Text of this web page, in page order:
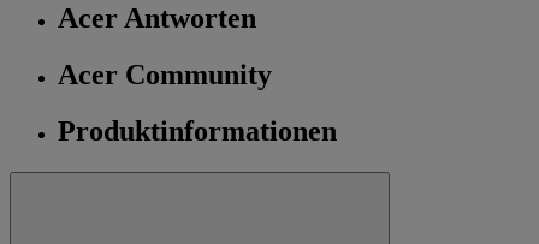
Acer Antworten
Acer Community
Produktinformationen